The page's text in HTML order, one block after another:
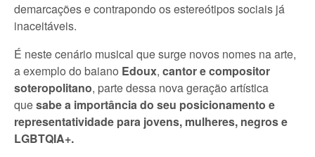
demarcações e contrapondo os estereótipos sociais já
inaceitáveis.
É neste cenário musical que surge novos nomes na arte,
a exemplo do baiano Edoux, cantor e compositor
soteropolitano, parte dessa nova geração artística
quesabe a importância do seu posicionamento e
representatividade para jovens, mulheres, negros e
LGBTQIA+.